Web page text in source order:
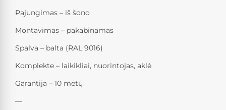
Pajungimas – iš šono
Montavimas – pakabinamas
Spalva – balta (RAL 9016)
Komplekte – laikikliai, nuorintojas, aklė
Garantija – 10 metų
—